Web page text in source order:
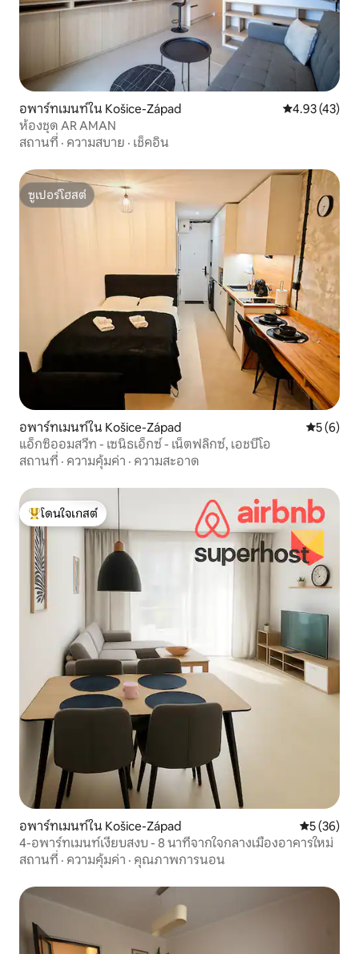
อพาร์ทเมนท์ใน Košice-Západ คะแนนเฉลี่ย
4.93 (43)
ห้องชุด AR AMAN
สถานที่ · ความสบาย · เช็คอิน
ซูเปอร์โฮสต์
ซูเปอร์โฮสต์
อพาร์ทเมนท์ใน Košice-Západ คะแนนเฉ
5 (6)
แอ็กซิออมสวีท - เซนิธเอ็กซ์ - เน็ตฟลิกซ์, เอชบีโอ
สถานที่ · ความคุ้มค่า · ความสะอาด
โดนใจเกสต์ที่สุด
โดนใจเกสต์
อพาร์ทเมนท์ใน Košice-Západ คะแนนเฉลี่
5 (36)
4-อพาร์ทเมนท์เงียบสงบ - 8 นาทีจากใจกลางเมืองอาคารใหม่
สถานที่ · ความคุ้มค่า · คุณภาพการนอน